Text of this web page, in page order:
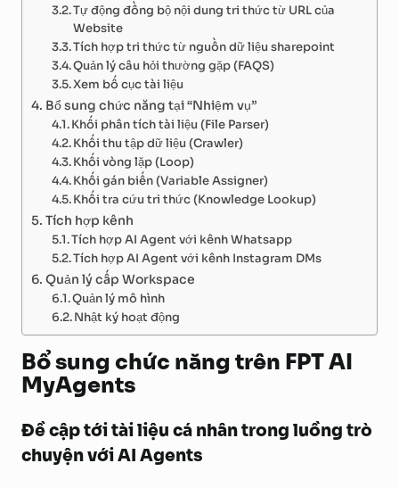
Tự động đồng bộ nội dung tri thức từ URL của
Website
Tích hợp tri thức từ nguồn dữ liệu sharepoint
Quản lý câu hỏi thường gặp (FAQS)
Xem bố cục tài liệu
Bổ sung chức năng tại “Nhiệm vụ”
Khối phân tích tài liệu (File Parser)
Khối thu tập dữ liệu (Crawler)
Khối vòng lặp (Loop)
Khối gán biến (Variable Assigner)
Khối tra cứu tri thức (Knowledge Lookup)
Tích hợp kênh
Tích hợp AI Agent với kênh Whatsapp
Tích hợp AI Agent với kênh Instagram DMs
Quản lý cấp Workspace
Quản lý mô hình
Nhật ký hoạt động
Bổ sung chức năng trên FPT AI
MyAgents
Đề cập tới tài liệu cá nhân trong luồng trò
chuyện với AI Agents